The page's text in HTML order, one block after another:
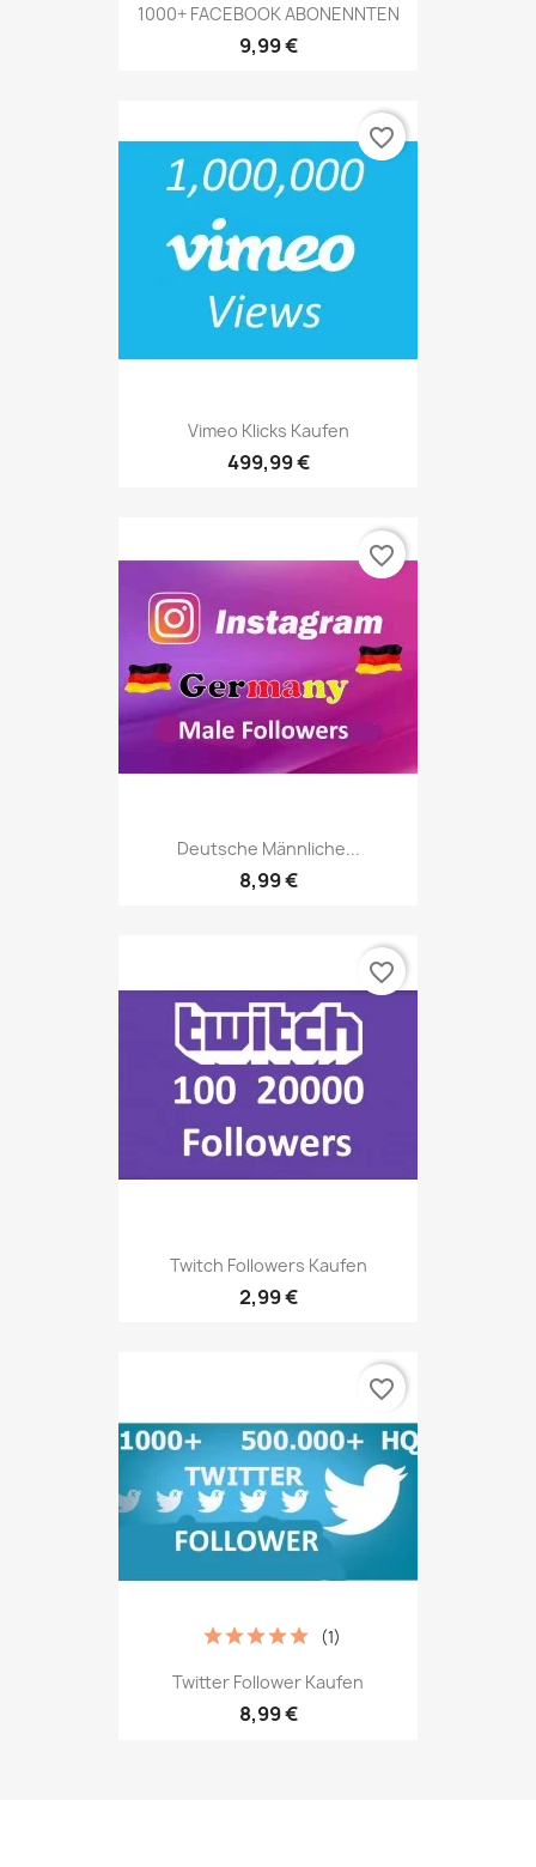
1000+ FACEBOOK ABONENNTEN
9,99 €
Vimeo Klicks Kaufen
499,99 €
favorite_border
Deutsche Männliche...
8,99 €
favorite_border
Twitch Followers Kaufen
2,99 €
favorite_border
Twitter Follower Kaufen
8,99 €
(1)
favorite_border